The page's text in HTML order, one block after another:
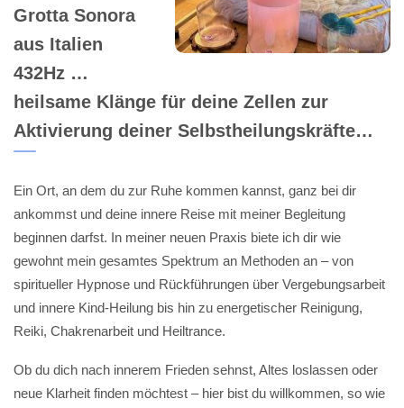
Grotta Sonora
aus Italien
432Hz …
heilsame Klänge für deine Zellen zur
Aktivierung deiner Selbstheilungskräfte…
Ein Ort, an dem du zur Ruhe kommen kannst, ganz bei dir
ankommst und deine innere Reise mit meiner Begleitung
beginnen darfst. In meiner neuen Praxis biete ich dir wie
gewohnt mein gesamtes Spektrum an Methoden an – von
spiritueller Hypnose und Rückführungen über Vergebungsarbeit
und innere Kind-Heilung bis hin zu energetischer Reinigung,
Reiki, Chakrenarbeit und Heiltrance.
Ob du dich nach innerem Frieden sehnst, Altes loslassen oder
neue Klarheit finden möchtest – hier bist du willkommen, so wie